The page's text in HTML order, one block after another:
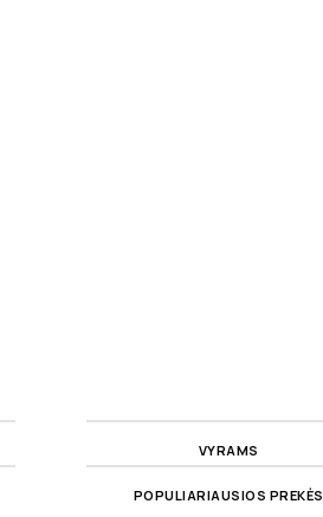
VYRAMS
POPULIARIAUSIOS PREKĖS